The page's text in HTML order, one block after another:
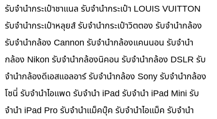
รับจำนำกระเป๋าชาแนล รับจำนำกระเป๋า LOUIS VUITTON
รับจำนำกระเป๋าหลุยส์ รับจำนำกระเป๋าวิตตอง รับจำนำกล้อง
รับจำนำกล้อง Cannon รับจำนำกล้องแคนนอน รับจำนำ
กล้อง Nikon รับจำนำกล้องนิคอน รับจำนำกล้อง DSLR รับ
จำนำกล้องดีเอสแอลอาร์ รับจำนำกล้อง Sony รับจำนำกล้อง
โซนี่ รับจำนำไอแพด รับจำนำ iPad รับจำนำ iPad Mini รับ
จำนำ iPad Pro รับจำนำแม็คบุ๊ค รับจำนำไอแม็ค รับจำนำ